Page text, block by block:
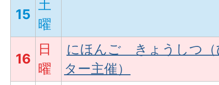
15
土
曜
16
日
曜
にほんご きょうしつ（
ター主催）